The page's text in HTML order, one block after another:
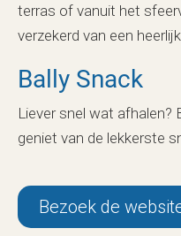
terras of vanuit het
verzekerd van een
Bally Snack
Liever snel wat afhalen?
geniet van de lekkerste
Bezoek de